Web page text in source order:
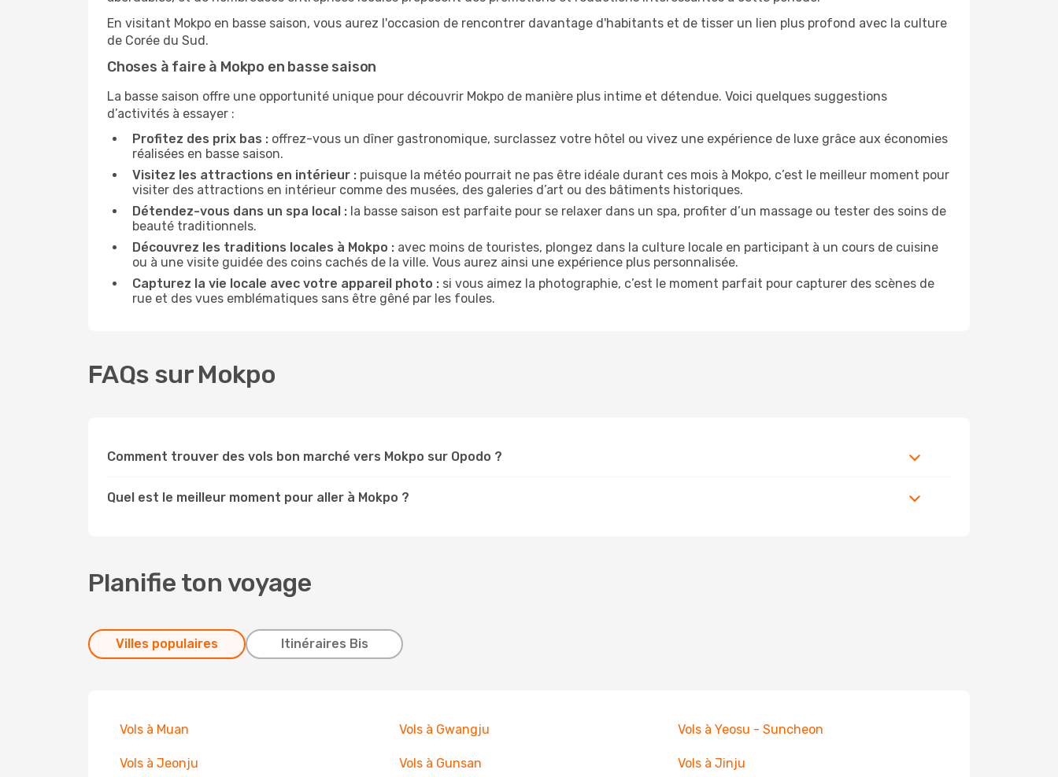
En visitant Mokpo en basse saison, vous aurez l'occasion de rencontrer davantage d'habitants et de tisser un lien plus profond avec la culture
de Corée du Sud.
Choses à faire à Mokpo en basse saison
La basse saison offre une opportunité unique pour découvrir Mokpo de manière plus intime et détendue. Voici quelques suggestions
d’activités à essayer :
Profitez des prix bas : offrez-vous un dîner gastronomique, surclassez votre hôtel ou vivez une expérience de luxe grâce aux économies
réalisées en basse saison.
Visitez les attractions en intérieur : puisque la météo pourrait ne pas être idéale durant ces mois à Mokpo, c’est le meilleur moment pour
visiter des attractions en intérieur comme des musées, des galeries d’art ou des bâtiments historiques.
Détendez-vous dans un spa local : la basse saison est parfaite pour se relaxer dans un spa, profiter d’un massage ou tester des soins de
beauté traditionnels.
Découvrez les traditions locales à Mokpo : avec moins de touristes, plongez dans la culture locale en participant à un cours de cuisine
ou à une visite guidée des coins cachés de la ville. Vous aurez ainsi une expérience plus personnalisée.
Capturez la vie locale avec votre appareil photo : si vous aimez la photographie, c’est le moment parfait pour capturer des scènes de
rue et des vues emblématiques sans être gêné par les foules.
FAQs sur Mokpo
Comment trouver des vols bon marché vers Mokpo sur Opodo ?
Quel est le meilleur moment pour aller à Mokpo ?
Planifie ton voyage
Villes populaires Itinéraires Bis
Vols à Muan Vols à Gwangju Vols à Yeosu - Suncheon
Vols à Jeonju Vols à Gunsan Vols à Jinju